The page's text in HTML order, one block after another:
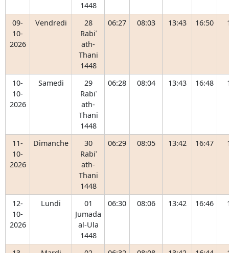
1448
09-
10-
2026
Vendredi
28
Rabiʿ
ath-
Thani
1448
06:27 08:03 13:43 16:50
10-
10-
2026
Samedi
29
Rabiʿ
ath-
Thani
1448
06:28 08:04 13:43 16:48
11-
10-
2026
Dimanche
30
Rabiʿ
ath-
Thani
1448
06:29 08:05 13:42 16:47
12-
10-
2026
Lundi
01
Jumada
al-Ula
1448
06:30 08:06 13:42 16:46